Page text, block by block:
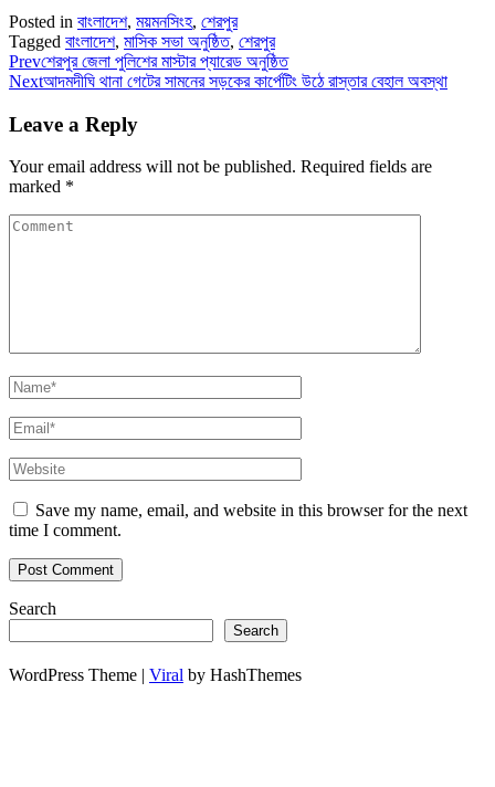
Posted in বাংলাদেশ, ময়মনসিংহ, শেরপুর
Tagged বাংলাদেশ, মাসিক সভা অনুষ্ঠিত, শেরপুর
Prevশেরপুর জেলা পুলিশের মাস্টার প্যারেড অনুষ্ঠিত
Nextআদমদীঘি থানা গেটের সামনের সড়কের কার্পেটিং উঠে রাস্তার বেহাল অবস্থা
Leave a Reply
Your email address will not be published. Required fields are
marked *
Save my name, email, and website in this browser for the next
time I comment.
Search
Search
WordPress Theme | Viral by HashThemes